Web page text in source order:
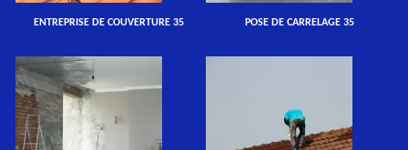
ENTREPRISE DE COUVERTURE 35 POSE DE CARRELAGE 35